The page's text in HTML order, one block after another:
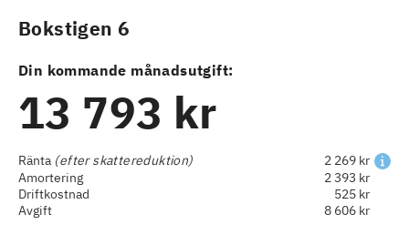
Bokstigen 6
Din kommande månadsutgift:
13 793 kr
Ränta (efter skattereduktion)
2 269 kr
Amortering
2 393 kr
Driftkostnad
525 kr
Avgift
8 606 kr